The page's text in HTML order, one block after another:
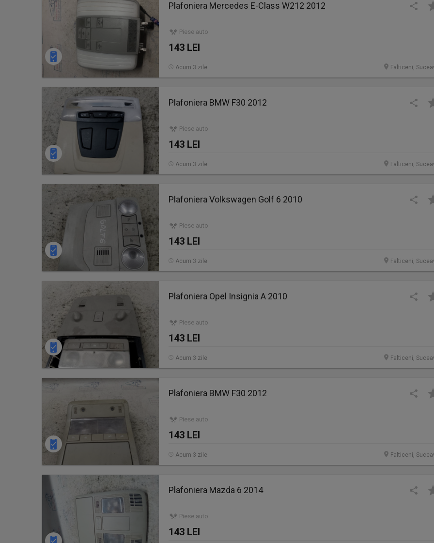
Plafoniera Mercedes E-Class W212 2012
Piese auto
143 LEI
Falticeni,
Acum 3 zile
Plafoniera BMW F30 2012
Piese auto
143 LEI
Falticeni,
Acum 3 zile
Plafoniera Volkswagen Golf 6 2010
Piese auto
143 LEI
Falticeni,
Acum 3 zile
Plafoniera Opel Insignia A 2010
Piese auto
143 LEI
Falticeni,
Acum 3 zile
Plafoniera BMW F30 2012
Piese auto
143 LEI
Falticeni,
Acum 3 zile
Plafoniera Mazda 6 2014
Piese auto
143 LEI